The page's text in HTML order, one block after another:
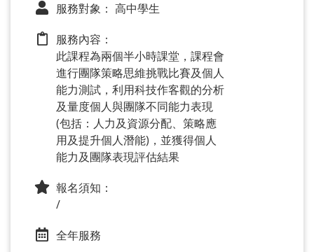
服務對象： 高中學生
服務內容：
此課程為兩個半小時課堂，課程會
進行團隊策略思維挑戰比賽及個人
能力測試，利用科技作客觀的分析
及量度個人與團隊不同能力表現
(包括：人力及資源分配、策略應
用及提升個人潛能)，並獲得個人
能力及團隊表現評估結果
報名須知：
/
全年服務